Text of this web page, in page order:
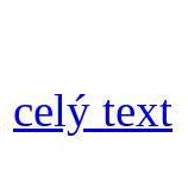
celý text